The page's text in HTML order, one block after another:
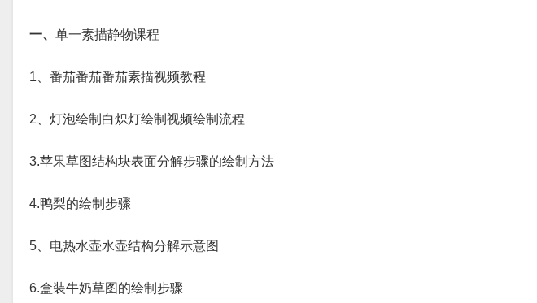
一、 单一素描静物课程
1、番茄番茄番茄素描视频教程
2、灯泡绘制白炽灯绘制视频绘制流程
3.苹果草图结构块表面分解步骤的绘制方法
4.鸭梨的绘制步骤
5、电热水壶水壶结构分解示意图
6.盒装牛奶草图的绘制步骤